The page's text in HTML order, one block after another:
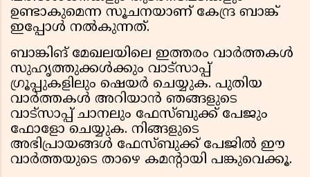
ഉണ്ടാകുമെന്ന സൂചനയാണ് കേന്ദ്ര ബാങ്ക്
ഇപ്പോൾ നൽകുന്നത്.
ബാങ്കിങ് മേഖലയിലെ ഇത്തരം വാർത്തകൾ
സുഹൃത്തുക്കൾക്കും വാട്സാപ്പ്
ഗ്രൂപ്പുകളിലും ഷെയർ ചെയ്യുക. പുതിയ
വാർത്തകൾ അറിയാൻ ഞങ്ങളുടെ
വാട്സാപ്പ് ചാനലും ഫേസ്ബുക്ക് പേജും
ഫോളോ ചെയ്യുക. നിങ്ങളുടെ
അഭിപ്രായങ്ങൾ ഫേസ്ബുക്ക് പേജില്‍ ഈ
വാര്‍ത്തയുടെ താഴെ കമന്‍റായി പങ്കുവെക്കൂ.